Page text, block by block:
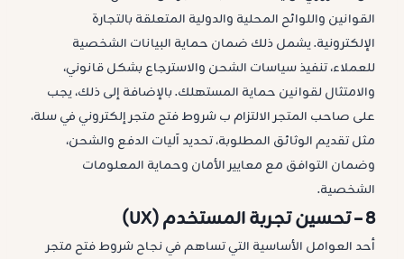
القوانين واللوائح المحلية والدولية المتعلقة بالتجارة
الإلكترونية. يشمل ذلك ضمان حماية البيانات الشخصية
للعملاء، تنفيذ سياسات الشحن والاسترجاع بشكل قانوني،
والامتثال لقوانين حماية المستهلك. بالإضافة إلى ذلك، يجب
على صاحب المتجر الالتزام ب شروط فتح متجر إلكتروني في سلة،
مثل تقديم الوثائق المطلوبة، تحديد آليات الدفع والشحن،
وضمان التوافق مع معايير الأمان وحماية المعلومات
الشخصية.
8 – تحسين تجربة المستخدم (UX)
أحد العوامل الأساسية التي تساهم في نجاح شروط فتح متجر